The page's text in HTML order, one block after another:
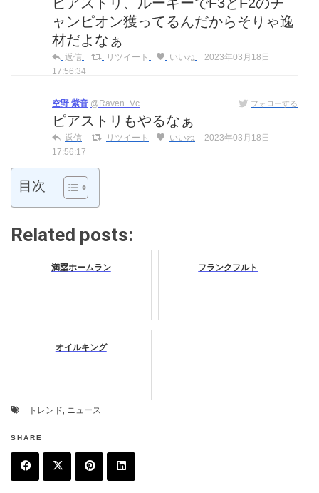
ャンピオン獲ってるんだからそりゃ逸
材だよなぁ
返信 リツイート いいね
2023年03月18日
17:56:34
空野 紫音 @Raven_Vc フォローする
ピアストリもやるなぁ
返信 リツイート いいね
2023年03月18日
17:56:17
目次
Related posts:
満塁ホームラン フランクフルト
オイルキング
トレンド, ニュース
SHARE